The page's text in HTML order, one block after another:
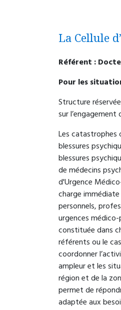
La Cellule
Référent :
Pour les
Structure
sur
Les catastrophes
blessures
blessures
de médecins
d'Urgence
charge
personnels,
urgences
constituée dans
référents ou le
coordonner
ampleur et les
région et de la
permet de
adaptée aux